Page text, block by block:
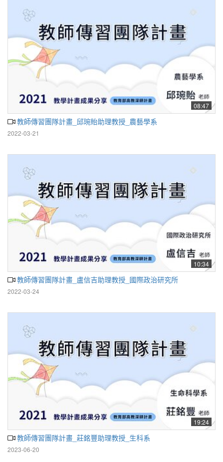
08:47
教師傳習團隊計畫_邱琬貽助理教授_農藝學系
2022-03-21
10:34
教師傳習團隊計畫_盧信吉助理教授_國際政治研究所
2022-03-24
19:24
教師傳習團隊計畫_莊銘豐助理教授_生科系
2023-06-20